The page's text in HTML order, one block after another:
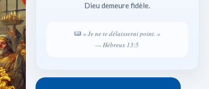
Dieu demeure fidèle.
« Je ne te délaisserai point. »
— Hébreux 13:5